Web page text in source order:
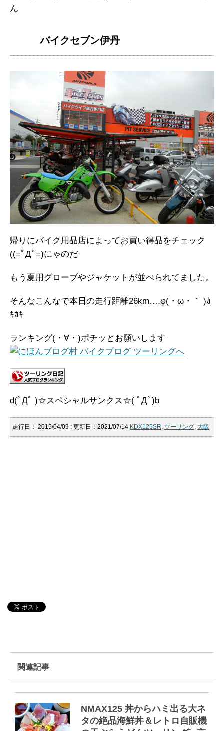
ん
バイクセブン伊丹
帰りにバイク用品店によってお買い得品をチェック
((=ﾟДﾟ=)にゃのだ
もう夏用グローブやジャケットが並べられてました。
そんなこんなで本日の走行距離26km….φ(・ω・｀ )ｶ
ｷｶｷ
ランキング(・∀・)ポチッとお願いします
d(ﾟДﾟ )☆スペシャルサンクス☆( ﾟДﾟ)b
走行日： 2015/04/09 : 更新日：2021/07/14 KDX125SR, ツーリング, 大阪
関連記事
NMAX125 丼からハミ出る大ネ
タの絶品海鮮丼＆レトロ自販機